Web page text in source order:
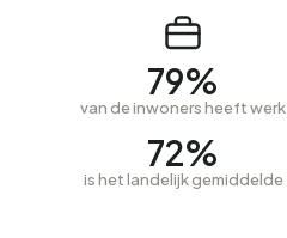
79%
van de inwoners heeft werk
72%
is het landelijk gemiddelde